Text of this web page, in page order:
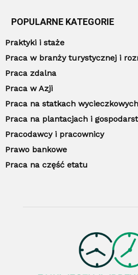
POPULARNE KATEGORIE
Praktyki i staże
Praca w branży turystycznej i
Praca zdalna
Praca w Azji
Praca na statkach wycieczkowych
Praca na plantacjach i
Pracodawcy i pracownicy
Prawo bankowe
Praca na część etatu